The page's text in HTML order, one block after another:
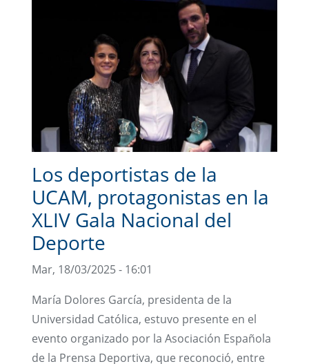
Los deportistas de la
UCAM, protagonistas en la
XLIV Gala Nacional del
Deporte
Mar, 18/03/2025 - 16:01
María Dolores García, presidenta de la
Universidad Católica, estuvo presente en el
evento organizado por la Asociación Española
de la Prensa Deportiva, que reconoció, entre